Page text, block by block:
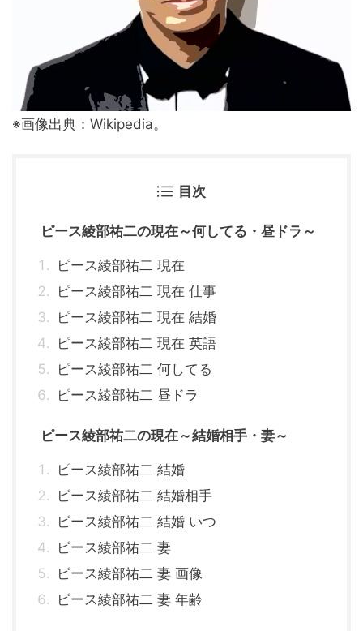
※画像出典：Wikipedia。
目次
ピース綾部祐二の現在～何してる・昼ドラ～
ピース綾部祐二 現在
ピース綾部祐二 現在 仕事
ピース綾部祐二 現在 結婚
ピース綾部祐二 現在 英語
ピース綾部祐二 何してる
ピース綾部祐二 昼ドラ
ピース綾部祐二の現在～結婚相手・妻～
ピース綾部祐二 結婚
ピース綾部祐二 結婚相手
ピース綾部祐二 結婚 いつ
ピース綾部祐二 妻
ピース綾部祐二 妻 画像
ピース綾部祐二 妻 年齢